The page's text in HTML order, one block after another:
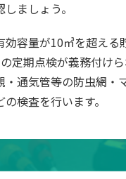
ましょう。
効容量が10㎥を超える
定期点検が義務付け
・通気管等の防虫網・
検査を行います。